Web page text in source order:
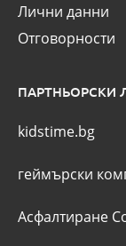
Лични данни
Отговорности
ПАРТНЬОРСКИ
kidstime.bg
геймърски
Асфалтиране